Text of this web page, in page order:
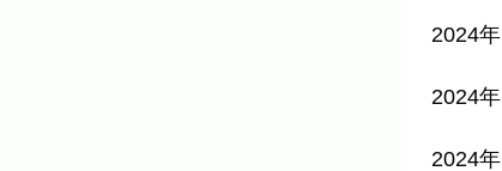
2024年
2024年
2024年